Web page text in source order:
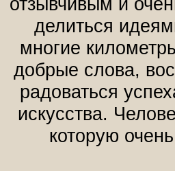
делиться
многие
добрые слова,
радоваться
искусства.
которую